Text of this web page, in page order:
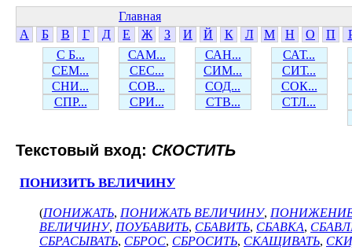
Главная
А
Б В Г Д Е Ж З И Й К Л М Н О П
С Б...
САМ... САН...
САТ...
СЕМ...
СЕС... СИМ...
СИТ...
СНИ...
СОВ... СОД...
СОК...
СПР...
СРИ... СТВ... СТЛ...
Текстовый вход: СКОСТИТЬ
ПОНИЗИТЬ ВЕЛИЧИНУ
(ПОНИЖАТЬ, ПОНИЖАТЬ ВЕЛИЧИНУ,
ВЕЛИЧИНУ, ПОУБАВИТЬ, СБАВИТЬ, СБАВКА,
СБРАСЫВАТЬ, СБРОС, СБРОСИТЬ, СКАЩИВАТЬ,